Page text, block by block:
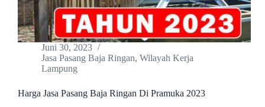
Juni 30, 2023
Jasa Pasang Baja Ringan, Wilayah Kerja
Lampung
Harga Jasa Pasang Baja Ringan Di Pramuka 2023